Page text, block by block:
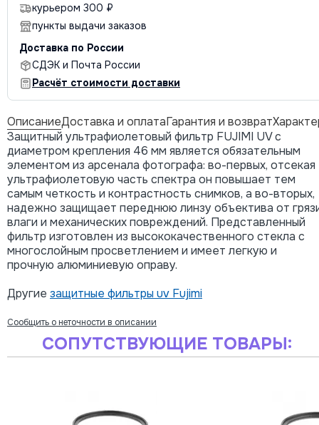
курьером 300 ₽
пункты выдачи заказов
Доставка по России
СДЭК и Почта России
Расчёт стоимости доставки
ОписаниеДоставка и оплатаГарантия и возврат
Защитный ультрафиолетовый фильтр FUJIMI UV с
диаметром крепления 46 мм является обязательным
элементом из арсенала фотографа: во-первых, отсекая
ультрафиолетовую часть спектра он повышает тем
самым четкость и контрастность снимков, а во-вторых,
надежно защищает переднюю линзу объектива от
влаги и механических повреждений. Представленный
фильтр изготовлен из высококачественного стекла с
многослойным просветлением и имеет легкую и
прочную алюминиевую оправу.
Другие защитные фильтры uv Fujimi
Сообщить о неточности в описании
СОПУТСТВУЮЩИЕ ТОВАРЫ: